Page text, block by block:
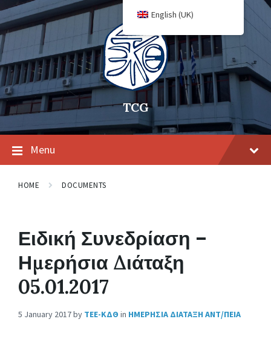
TCG
Menu
HOME DOCUMENTS
Ειδική Συνεδρίαση –
Ημερήσια Διάταξη
05.01.2017
5 January 2017by ΤΕΕ-ΚΔΘ in ΗΜΕΡΗΣΙΑ ΔΙΑΤΑΞΗ ΑΝΤ/ΠΕΙΑ
English (UK)